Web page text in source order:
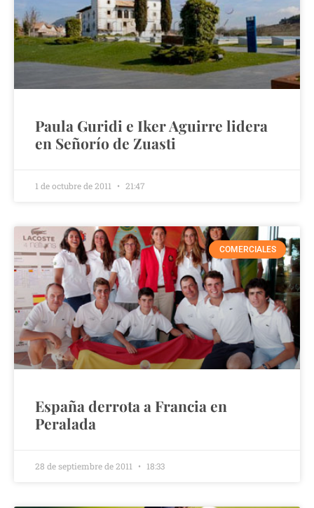
Paula Guridi e Iker Aguirre lidera
en Señorío de Zuasti
1 de octubre de 2011 21:47
COMERCIALES
España derrota a Francia en
Peralada
28 de septiembre de 2011 18:33